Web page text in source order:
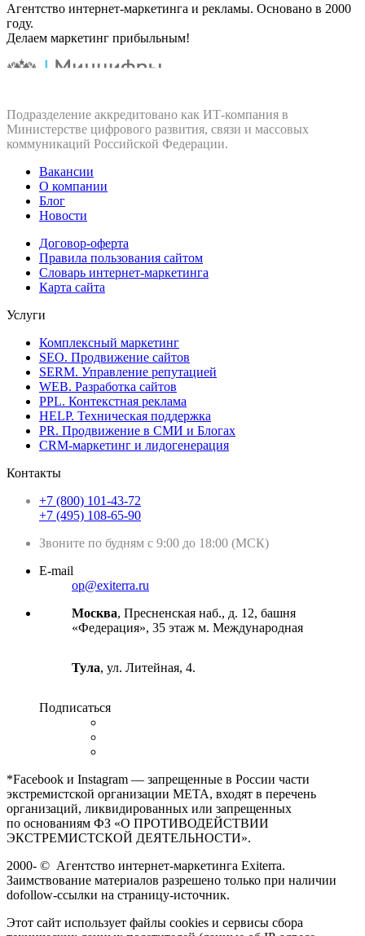
Агентство интернет-маркетинга и рекламы. Основано в 2000
году.
Делаем маркетинг прибыльным!
Подразделение аккредитовано как ИТ‑компания в
Министерстве цифрового развития, связи и массовых
коммуникаций Российской Федерации.
Вакансии
О компании
Блог
Новости
Договор-оферта
Правила пользования сайтом
Словарь интернет-маркетинга
Карта сайта
Услуги
Комплексный маркетинг
SEO. Продвижение сайтов
SERM. Управление репутацией
WEB. Разработка сайтов
PPL. Контекстная реклама
HELP. Техническая поддержка
PR. Продвижение в СМИ и Блогах
CRM-маркетинг и лидогенерация
Контакты
+7 (800) 101-43-72
+7 (495) 108-65-90
Звоните по будням с 9:00 до 18:00 (МСК)
E-mail
op@exiterra.ru
Москва, Пресненская наб., д. 12, башня
«Федерация», 35 этаж м. Международная
Тула, ул. Литейная, 4.
Подписаться
*Facebook и Instagram — запрещенные в России части
экстремистской организации META, входят в перечень
организаций, ликвидированных или запрещенных
по основаниям ФЗ «О ПРОТИВОДЕЙСТВИИ
ЭКСТРЕМИСТСКОЙ ДЕЯТЕЛЬНОСТИ».
2000- © Агентство интернет-маркетинга Exiterra.
Заимствование материалов разрешено только при наличии
dofollow-ссылки на страницу-источник.
Этот сайт использует файлы cookies и сервисы сбора